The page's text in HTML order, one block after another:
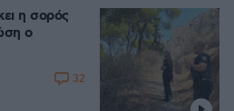
η σορός
ο
32